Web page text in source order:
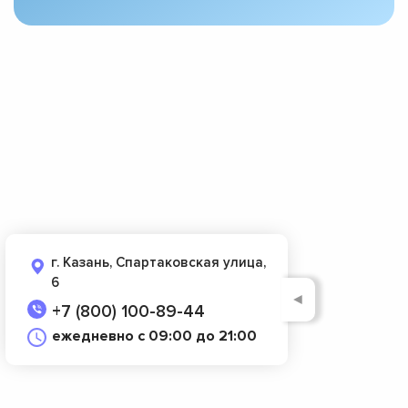
г. Казань, Спартаковская улица,
6
+7 (800) 100-89-44
ежедневно с 09:00 до 21:00
◄